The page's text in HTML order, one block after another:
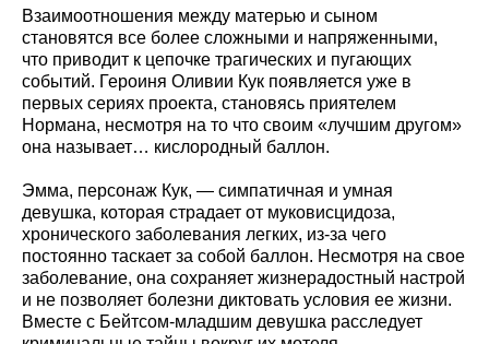
Взаимоотношения между матерью и сыном
становятся все более сложными и напряженными,
что приводит к цепочке трагических и пугающих
событий. Героиня Оливии Кук появляется уже в
первых сериях проекта, становясь приятелем
Нормана, несмотря на то что своим «лучшим другом»
она называет… кислородный баллон.
Эмма, персонаж Кук, — симпатичная и умная
девушка, которая страдает от муковисцидоза,
хронического заболевания легких, из-за чего
постоянно таскает за собой баллон. Несмотря на свое
заболевание, она сохраняет жизнерадостный настрой
и не позволяет болезни диктовать условия ее жизни.
Вместе с Бейтсом-младшим девушка расследует